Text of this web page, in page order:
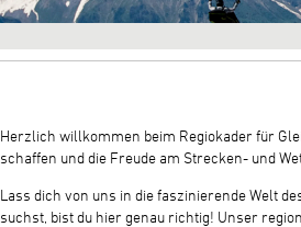
Herzlich willkommen beim Regiokader für
schaffen und die Freude am Strecken- und
Lass dich von uns in die faszinierende Welt
suchst, bist du hier genau richtig! Unser